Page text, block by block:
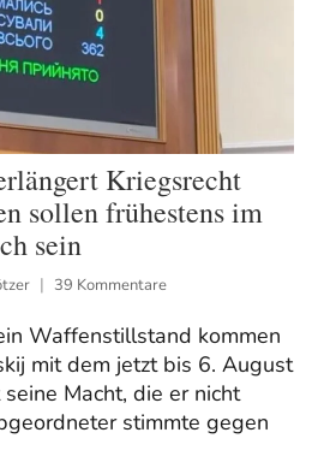
Kriegsrecht
sollen frühestens im
sein
39 Kommentare
Waffenstillstand kommen
mit dem jetzt bis 6. August
Macht, die er nicht
stimmte gegen